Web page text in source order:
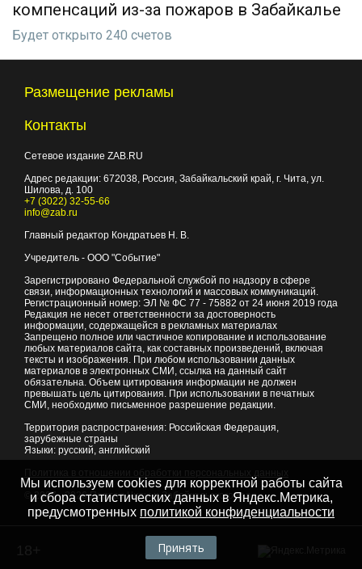
компенсаций из-за пожаров в Забайкалье
Будет открыто 240 счетов
Размещение рекламы
Контакты
Сетевое издание ZAB.RU
Адрес редакции: 672038, Россия, Забайкальский край, г. Чита, ул.
Шилова, д. 100
+7 (3022) 32-55-66
info@zab.ru
Главный редактор Кондратьев Н. В.
Учредитель - ООО "Событие"
Зарегистрировано Федеральной службой по надзору в сфере
связи, информационных технологий и массовых коммуникаций.
Регистрационный номер: ЭЛ № ФС 77 - 75882 от 24 июня 2019 года
Редакция не несет ответственности за достоверность
информации, содержащейся в рекламных материалах
Запрещено полное или частичное копирование и использование
любых материалов сайта, как составных произведений, включая
тексты и изображения. При любом использовании данных
материалов в электронных СМИ, ссылка на данный сайт
обязательна. Объем цитирования информации не должен
превышать цель цитирования. При использовании в печатных
СМИ, необходимо письменное разрешение редакции.
Территория распространения: Российская Федерация,
зарубежные страны
Языки: русский, английский
© 2007 - 2026Портал Читы и Забайкальского края
Мы используем cookies для корректной работы сайта
и сбора статистических данных в Яндекс.Метрика,
предусмотренных политикой конфиденциальности
Принять